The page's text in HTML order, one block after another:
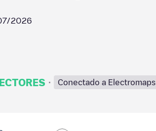
2026
· Conectado a Electromaps